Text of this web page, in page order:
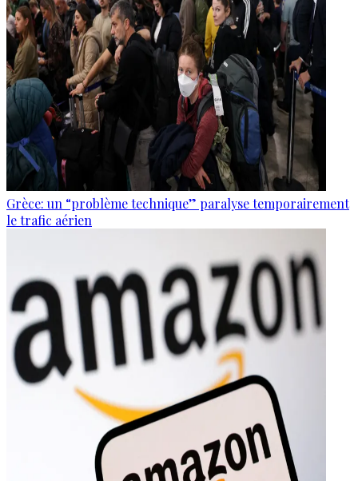
Grèce: un “problème technique” paralyse temporairement
le trafic aérien